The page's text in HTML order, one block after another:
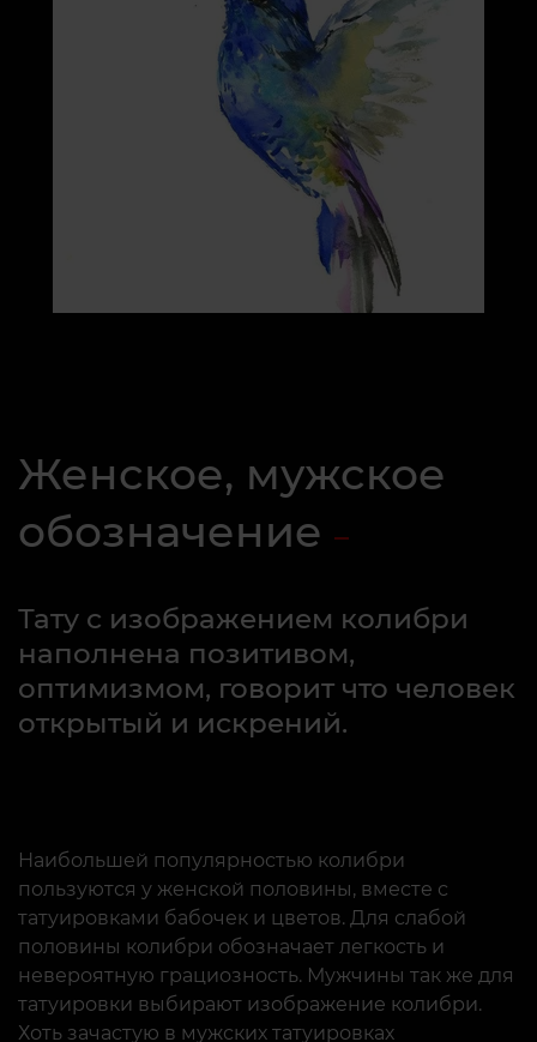
Женское, мужское
обозначение
Тату с изображением колибри
наполнена позитивом,
оптимизмом, говорит что человек
открытый и искрений.
Наибольшей популярностью колибри
пользуются у женской половины, вместе с
татуировками бабочек и цветов. Для слабой
половины колибри обозначает легкость и
невероятную грациозность. Мужчины так же для
татуировки выбирают изображение колибри.
Хоть зачастую в мужских татуировках